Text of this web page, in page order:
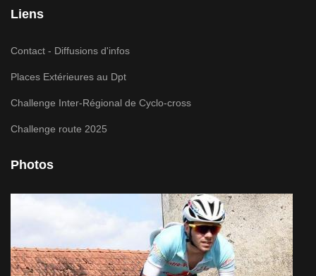
Liens
Contact - Diffusions d'infos
Places Extérieures au Dpt
Challenge Inter-Régional de Cyclo-cross
Challenge route 2025
Photos